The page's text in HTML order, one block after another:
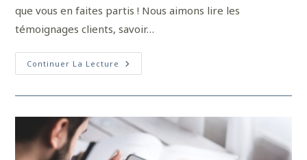
que vous en faites partis ! Nous aimons lire les
témoignages clients, savoir…
Continuer La Lecture